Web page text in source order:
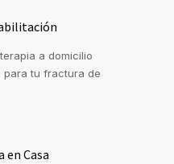
a domicilio
para tu fractura de
en Casa